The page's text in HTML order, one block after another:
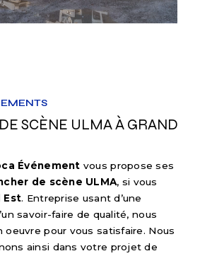
Événement vous propose ses
de scène ULMA, si vous
Est. Entreprise usant d’une
savoir-faire de qualité, nous
pour vous satisfaire. Nous
ainsi dans votre projet de